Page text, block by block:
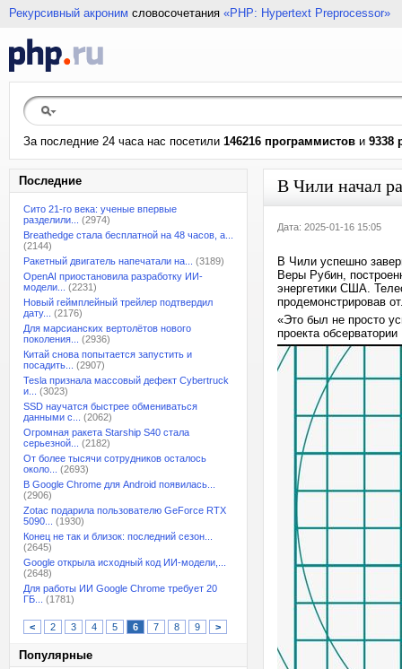
Рекурсивный акроним словосочетания «PHP: Hypertext Preprocessor»
За последние 24 часа нас посетили 146216 программистов и 9338
Последние
Сито 21-го века: ученые впервые
разделили...
(2974)
Breathedge стала бесплатной на 48 часов, а...
(2144)
Ракетный двигатель напечатали на...
(3189)
OpenAI приостановила разработку ИИ-
модели...
(2231)
Новый геймплейный трейлер подтвердил
дату...
(2176)
Для марсианских вертолётов нового
поколения...
(2936)
Китай снова попытается запустить и
посадить...
(2907)
Tesla признала массовый дефект Cybertruck
и...
(3023)
SSD научатся быстрее обмениваться
данными с...
(2062)
Огромная ракета Starship S40 стала
серьезной...
(2182)
От более тысячи сотрудников осталось
около...
(2693)
В Google Chrome для Android появилась...
(2906)
Zotac подарила пользователю GeForce RTX
5090...
(1930)
Конец не так и близок: последний сезон...
(2645)
Google открыла исходный код ИИ-модели,...
(2648)
Для работы ИИ Google Chrome требует 20
ГБ...
(1781)
< 2 3 4 5 6 7 8 9 >
Популярные
В Чили начал
Дата: 2025-01-16 15:05
В Чили успешно
Веры Рубин,
энергетики США.
продемонстрировав
«Это был не просто
проекта